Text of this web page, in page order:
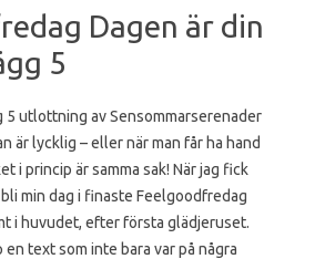
Dagen är din
5
5 utlottning av Sensommarserenader
är lycklig – eller när man får ha hand
i princip är samma sak! När jag fick
min dag i finaste Feelgoodfredag
i huvudet, efter första glädjeruset.
text som inte bara var på några